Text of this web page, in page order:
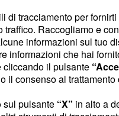
qualità maggiore di
la differenza. Il
recuperano
di tracciamento per
Raccogliamo e
informazioni sul tuo
informazioni che hai
cliccando il pulsante
il consenso al
sul pulsante “X” in alto a